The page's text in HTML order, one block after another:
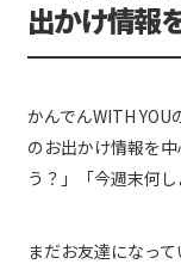
出かけ情報
かんでんWITH
のお出かけ情報を
う？」「今週末何
まだお友達になっ